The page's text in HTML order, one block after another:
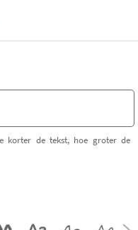
korter de tekst, hoe groter de